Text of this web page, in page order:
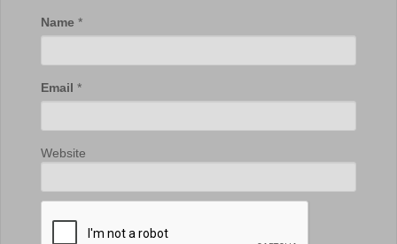
Name *
Email *
Website